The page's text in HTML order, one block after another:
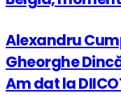
Alexandru
Gheorghe
Am dat la